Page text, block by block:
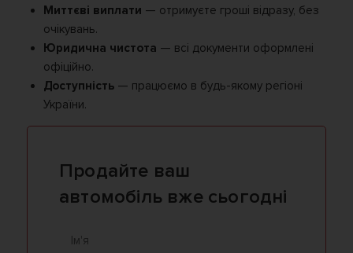
Миттєві виплати — отримуєте гроші відразу, без
очікувань.
Юридична чистота — всі документи оформлені
офіційно.
Доступність — працюємо в будь-якому регіоні
України.
Продайте ваш
автомобіль вже сьогодні